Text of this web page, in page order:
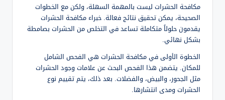
مكافحة الحشرات ليست بالمهمة السهلة، ولكن مع الخطوات
الصحيحة، يمكن تحقيق نتائج فعالة. خبراء مكافحة الحشرات
يقدمون حلولاً متكاملة تساعد في التخلص من الحشرات بصامطة
بشكل نهائي.
الخطوة الأولى في مكافحة الحشرات هي الفحص الشامل
للمكان. يتضمن هذا الفحص البحث عن علامات وجود الحشرات
مثل الجحور، والبيض، والفضلات. بعد ذلك، يتم تقييم نوع
الحشرات ومدى انتشارها.